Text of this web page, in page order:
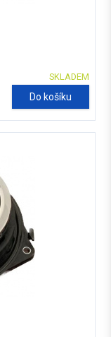
SKLADEM
Do košíku